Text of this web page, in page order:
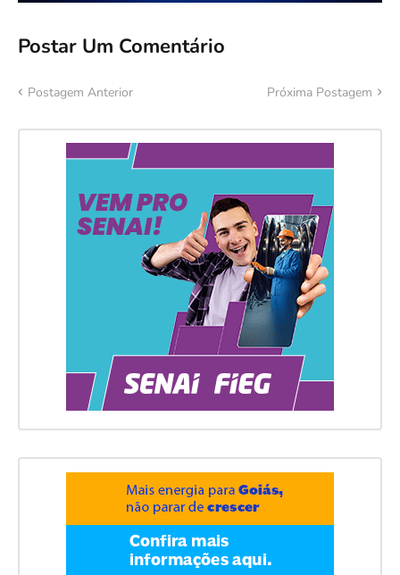
Postar Um Comentário
Postagem Anterior Próxima Postagem